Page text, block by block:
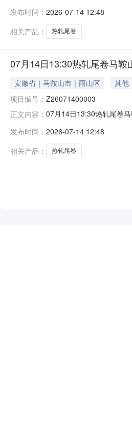
保证金：￥500.00元交
发布时间： 2026-07-14 12:48
相关产品：
热轧尾卷
07月14日13:30热轧尾卷马鞍
安徽省｜马鞍山市｜雨山区 其他
项目编号： Z26071400003
正文内容： 07月14日13:30热轧尾卷
保证金：￥500.00元交
发布时间： 2026-07-14 12:48
相关产品：
热轧尾卷